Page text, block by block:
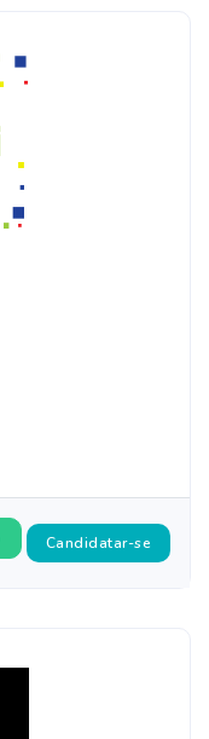
Candidatar-se